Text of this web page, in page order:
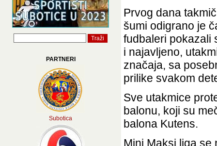
PARTNERI
Subotica
Prvog dana
šumi odigrano je
fudbaleri pokazali
i najavljeno,
značaja, sa
prilike svakom
Sve utakmice
balonu, koji su
balona Kutens.
Mini Maksi liga se